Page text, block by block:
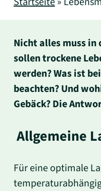
Nicht alles muss in
sollen trockene
werden? Was ist
beachten? Und
Gebäck? Die
Allgemeine
Für eine optimale